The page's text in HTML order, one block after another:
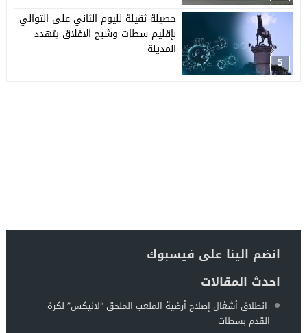
5
حصيلة ثقيلة لليوم الثاني على التوالي
بإقليم سطات وشبح الاغلاق يتهدد
المدينة
انضم الينا على فيسبوك
احدث المقالات
انطلاق أشغال إصلاح أرضية الملعب الملحق “لانيكس” لكرة
القدم بسطات